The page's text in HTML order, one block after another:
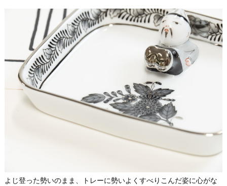
よじ登った勢いのまま、トレーに勢いよくすべりこんだ姿に心がな